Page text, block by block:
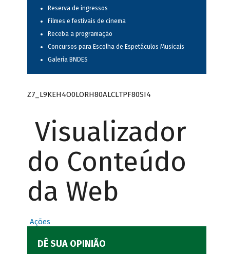
Reserva de ingressos
Filmes e festivais de cinema
Receba a programação
Concursos para Escolha de Espetáculos Musicais
Galeria BNDES
Z7_L9KEH4O0LORH80ALCLTPF80SI4
Visualizador
do Conteúdo
da Web
Ações
DÊ SUA OPINIÃO